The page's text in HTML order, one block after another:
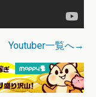
Youtuber一覧へ→